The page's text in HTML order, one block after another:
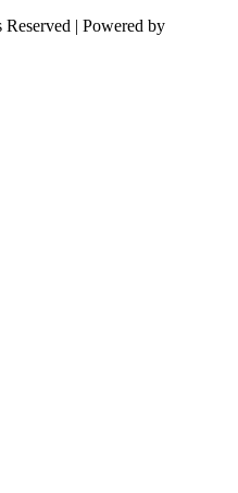
| Powered by